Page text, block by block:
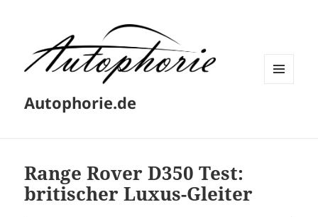
Autophorie.de
Range Rover D350 Test:
britischer Luxus-Gleiter